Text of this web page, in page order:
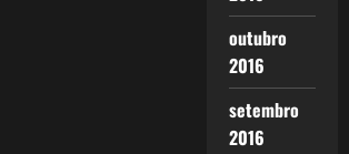
outubro
2016
setembro
2016